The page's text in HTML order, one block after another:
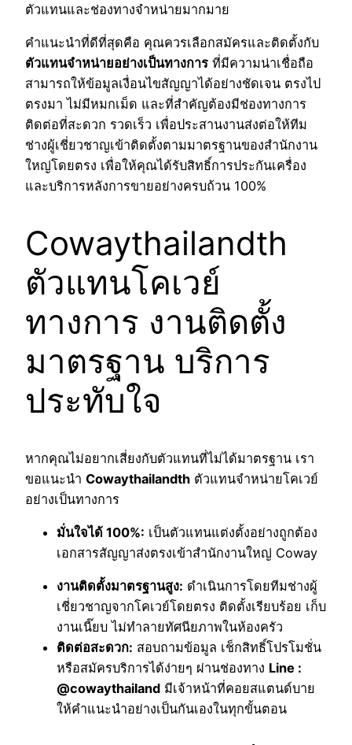
ตัวแทนและช่องทางจำหน่ายมากมาย
คำแนะนำที่ดีที่สุดคือ คุณควรเลือกสมัครและติดตั้งกับ
ตัวแทนจำหน่ายอย่างเป็นทางการ ที่มีความน่าเชื่อถือ
สามารถให้ข้อมูลเงื่อนไขสัญญาได้อย่างชัดเจน ตรงไป
ตรงมา ไม่มีหมกเม็ด และที่สำคัญต้องมีช่องทางการ
ติดต่อที่สะดวก รวดเร็ว เพื่อประสานงานส่งต่อให้ทีม
ช่างผู้เชี่ยวชาญเข้าติดตั้งตามมาตรฐานของสำนักงาน
ใหญ่โดยตรง เพื่อให้คุณได้รับสิทธิ์การประกันเครื่อง
และบริการหลังการขายอย่างครบถ้วน 100%
Cowaythailandth
ตัวแทนโคเวย์
ทางการ งานติดตั้ง
มาตรฐาน บริการ
ประทับใจ
หากคุณไม่อยากเสี่ยงกับตัวแทนที่ไม่ได้มาตรฐาน เรา
ขอแนะนำ Cowaythailandth ตัวแทนจำหน่ายโคเวย์
อย่างเป็นทางการ
มั่นใจได้ 100%: เป็นตัวแทนแต่งตั้งอย่างถูกต้อง
เอกสารสัญญาส่งตรงเข้าสำนักงานใหญ่ Coway
งานติดตั้งมาตรฐานสูง: ดำเนินการโดยทีมช่างผู้
เชี่ยวชาญจากโคเวย์โดยตรง ติดตั้งเรียบร้อย เก็บ
งานเนี๊ยบ ไม่ทำลายทัศนียภาพในห้องครัว
ติดต่อสะดวก: สอบถามข้อมูล เช็กสิทธิ์โปรโมชั่น
หรือสมัครบริการได้ง่ายๆ ผ่านช่องทาง Line :
@cowaythailand มีเจ้าหน้าที่คอยสแตนด์บาย
ให้คำแนะนำอย่างเป็นกันเองในทุกขั้นตอน